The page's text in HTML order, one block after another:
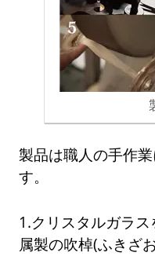
製品は職人の手作
す。
1.クリスタルガラ
属製の吹棹(ふきざ